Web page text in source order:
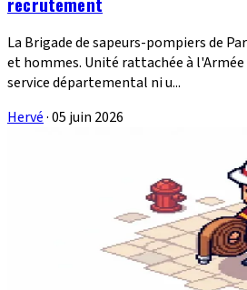
La Brigade de sapeurs-pompiers de
et hommes. Unité rattachée à
service départemental ni u...
Hervé·05 juin 2026